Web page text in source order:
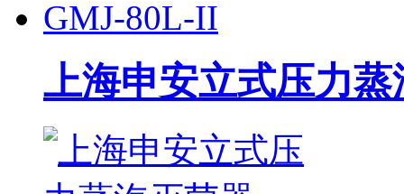
上海申安立式压力